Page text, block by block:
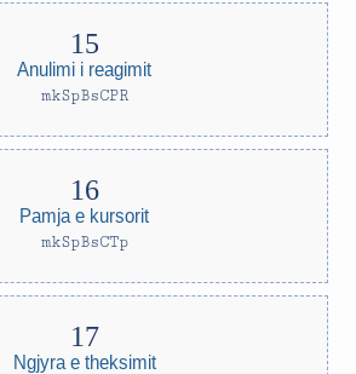
Anulimi i reagimit
mkSpBsCPR
Pamja e kursorit
mkSpBsCTp
Ngjyra e theksimit